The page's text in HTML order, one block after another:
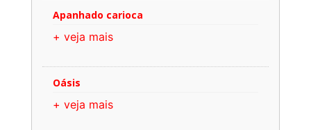
Apanhado carioca
+ veja mais
Oásis
+ veja mais